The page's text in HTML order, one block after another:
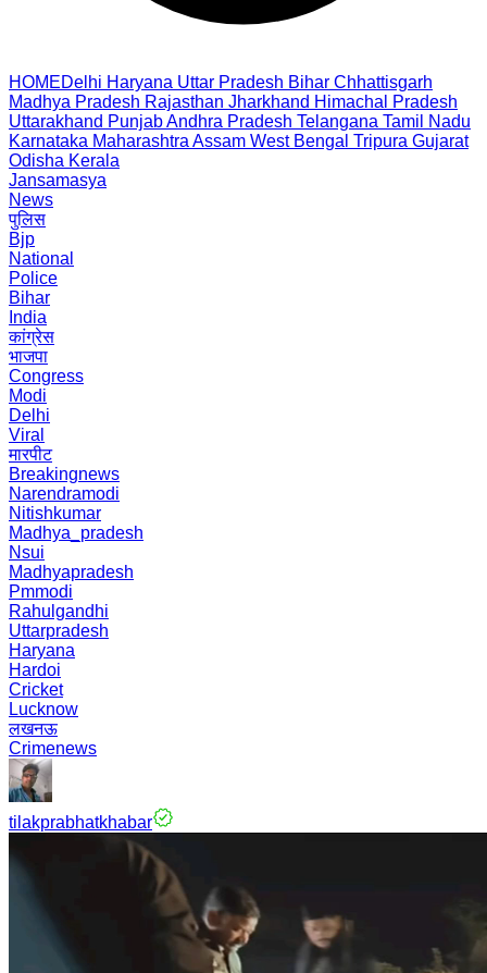
HOMEDelhi Haryana Uttar Pradesh Bihar Chhattisgarh
Madhya Pradesh Rajasthan Jharkhand Himachal Pradesh
Uttarakhand PunjabAndhra Pradesh Telangana Tamil Nadu
Karnataka Maharashtra Assam West Bengal Tripura Gujarat
Odisha Kerala
Jansamasya
News
पुलिस
Bjp
National
Police
Bihar
India
कांग्रेस
भाजपा
Congress
Modi
Delhi
Viral
मारपीट
Breakingnews
Narendramodi
Nitishkumar
Madhya_pradesh
Nsui
Madhyapradesh
Pmmodi
Rahulgandhi
Uttarpradesh
Haryana
Hardoi
Cricket
Lucknow
लखनऊ
Crimenews
tilakprabhatkhabar